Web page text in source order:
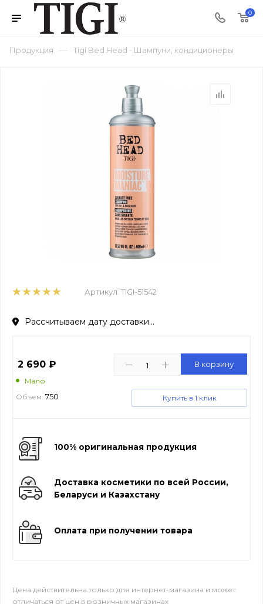
0
Продукция — Tigi Bed Head - Шампуни, кондиционеры
Артикул: TIGI-51542
Рассчитываем дату доставки...
2 690 ₽
Мало
Объем: 750
В корзину
Купить в 1 клик
100% оригинальная продукция
Доставка косметики по всей России,
Беларуси и Казахстану
Оплата при получении товара
Цена действительна только для интернет-магазина и может
отличаться от цен в розничных магазинах